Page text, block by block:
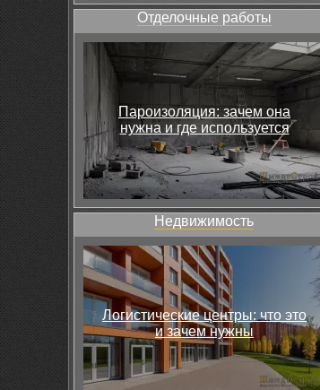
Отделочные работы
Пароизоляция: зачем она
нужна и где используется
Недвижимость
Логистические центры: что это
и зачем нужны